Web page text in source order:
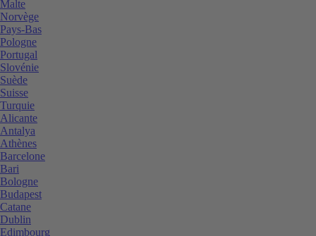
Malte
Norvège
Pays-Bas
Pologne
Portugal
Slovénie
Suède
Suisse
Turquie
Alicante
Antalya
Athènes
Barcelone
Bari
Bologne
Budapest
Catane
Dublin
Edimbourg